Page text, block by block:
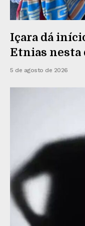
Içara dá
Etnias
5 de agosto de 2026